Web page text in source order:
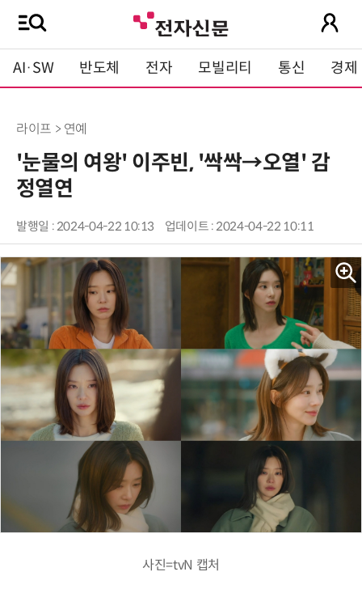
AI·SW 반도체 전자 모빌리티 통신 경제
라이프 > 연예
'눈물의 여왕' 이주빈, '싹싹→오열' 감
정열연
발행일 : 2024-04-22 10:13 업데이트 : 2024-04-22 10:11
사진=tvN 캡처